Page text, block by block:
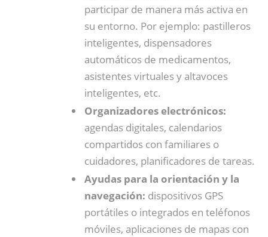
participar de manera más activa en
su entorno. Por ejemplo: pastilleros
inteligentes, dispensadores
automáticos de medicamentos,
asistentes virtuales y altavoces
inteligentes, etc.
Organizadores electrónicos:
agendas digitales, calendarios
compartidos con familiares o
cuidadores, planificadores de tareas.
Ayudas para la orientación y la
navegación: dispositivos GPS
portátiles o integrados en teléfonos
móviles, aplicaciones de mapas con